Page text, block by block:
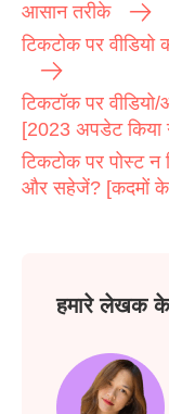
आसान तरीके
टिकटोक पर वीडियो
टिकटॉक पर
[2023 अपडेट किया
टिकटोक पर पोस्ट
और सहेजें? [कदमों के
हमारे लेखक के